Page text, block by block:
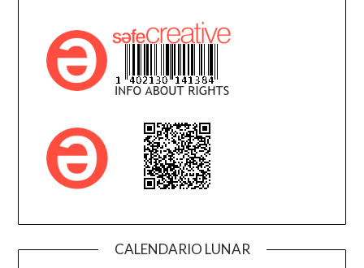
CALENDARIO LUNAR